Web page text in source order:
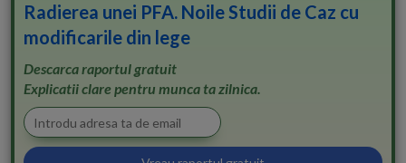
Radierea unei PFA. Noile Studii de Caz cu
modificarile din lege
Descarca raportul gratuit
Explicatii clare pentru munca ta zilnica.